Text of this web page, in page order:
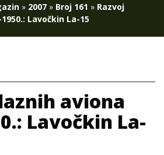
» 2007 » Broj 161 » Razvoj
Lavočkin La-15
aviona
Lavočkin La-